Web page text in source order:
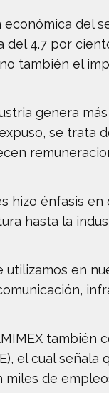
del
del 4.7 por
también el
genera
se trata
hizo énfasis
hasta la
utilizamos en
también
el cual
de